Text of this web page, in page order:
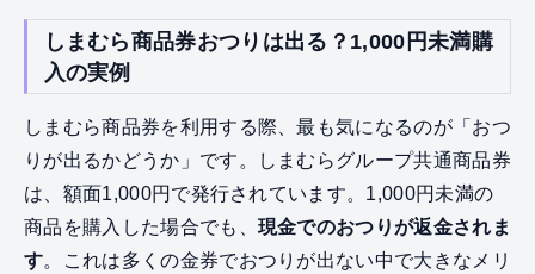
しまむら商品券おつりは出る？1,000円未満購
入の実例
しまむら商品券を利用する際、最も気になるのが「おつ
りが出るかどうか」です。しまむらグループ共通商品券
は、額面1,000円で発行されています。1,000円未満の
商品を購入した場合でも、 現金でのおつりが返金されま
す。これは多くの金券でおつりが出ない中で大きなメリ